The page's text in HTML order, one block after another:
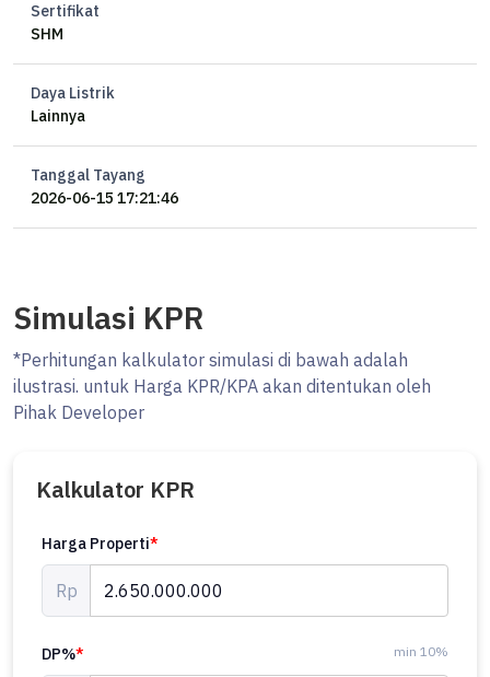
Sertifikat
SHM
Daya Listrik
Lainnya
Tanggal Tayang
2026-06-15 17:21:46
Simulasi KPR
*Perhitungan kalkulator simulasi di bawah adalah
ilustrasi. untuk Harga KPR/KPA akan ditentukan oleh
Pihak Developer
Kalkulator KPR
Harga Properti*
Rp
DP%* min 10%